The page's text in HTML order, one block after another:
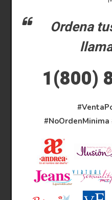
Ordena
1(800)
#NoOrdenMinima